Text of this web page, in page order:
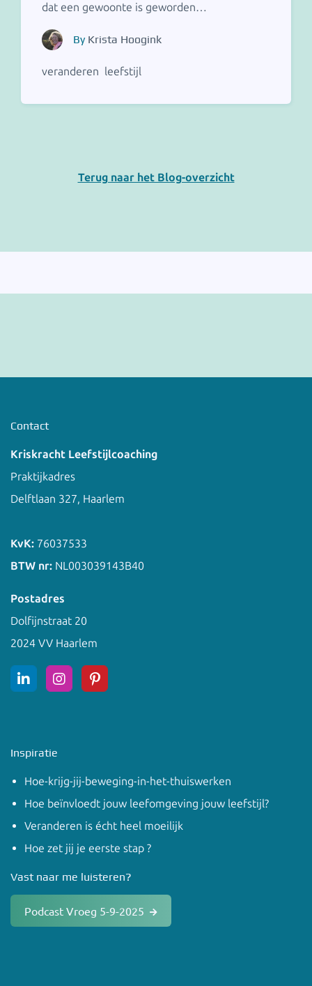
dat een gewoonte is geworden…
By Krista Hoogink
veranderen leefstijl
Terug naar het Blog-overzicht
Contact
Kriskracht Leefstijlcoaching
Praktijkadres
Delftlaan 327, Haarlem
KvK: 76037533
BTW nr: NL003039143B40
Postadres
Dolfijnstraat 20
2024 VV Haarlem
Inspiratie
Hoe-krijg-jij-beweging-in-het-thuiswerken
Hoe beïnvloedt jouw leefomgeving jouw leefstijl?
Veranderen is écht heel moeilijk
Hoe zet jij je eerste stap ?
Vast naar me luisteren?
Podcast Vroeg 5-9-2025